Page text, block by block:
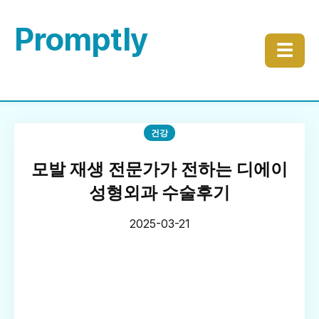
Promptly ☰
건강
모발 재생 전문가가 전하는 디에이
성형외과 수술후기
2025-03-21